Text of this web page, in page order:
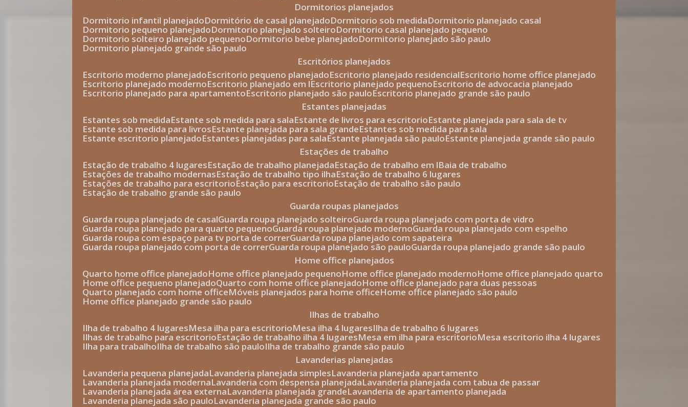
dormitorios planejados
dormitorio infantil planejado
dormitório de casal planejado dormitorio sob medida dormitorio planejado casal
dormitorio pequeno planejado dormitorio planejado solteiro dormitorio casal planejado pequeno
dormitorio solteiro planejado pequeno dormitorio bebe planejado dormitorio planejado são paulo
dormitorio planejado grande são paulo
escritórios planejados
escritorio moderno planejado escritorio pequeno planejado escritorio planejado residencial escritorio home office planejado
escritorio planejado moderno escritorio planejado em l escritorio planejado pequeno escritorio de advocacia planejado
escritorio planejado para apartamento escritorio planejado são paulo escritorio planejado grande são paulo
estantes planejadas
estantes sob medida estante sob medida para sala estante de livros para escritorio estante planejada para sala de tv
estante sob medida para livros estante planejada para sala grande estantes sob medida para sala
estante escritorio planejado estantes planejadas para sala estante planejada são paulo estante planejada grande são paulo
estações de trabalho
estação de trabalho 4 lugares estação de trabalho planejada estação de trabalho em l baia de trabalho
estações de trabalho modernas estação de trabalho tipo ilha estação de trabalho 6 lugares
estações de trabalho para escritorio estação para escritorio estação de trabalho são paulo
estação de trabalho grande são paulo
guarda roupas planejados
guarda roupa planejado de casal
guarda roupa planejado solteiro guarda roupa planejado com porta de vidro
guarda roupa planejado para quarto pequeno guarda roupa planejado moderno guarda roupa planejado com espelho
guarda roupa com espaço para tv porta de correr guarda roupa planejado com sapateira
guarda roupa planejado com porta de correr guarda roupa planejado são paulo
guarda roupa planejado grande são paulo
home office planejados
quarto home office planejado
home office planejado pequeno home office planejado moderno home office planejado quarto
home office pequeno planejado quarto com home office planejado home office planejado para duas pessoas
quarto planejado com home office móveis planejados para home office home office planejado são paulo
home office planejado grande são paulo
ilhas de trabalho
ilha de trabalho 4 lugares
mesa ilha para escritorio mesa ilha 4 lugares ilha de trabalho 6 lugares
ilhas de trabalho para escritorio estação de trabalho ilha 4 lugares mesa em ilha para escritorio mesa escritorio ilha 4 lugares
ilha para trabalho ilha de trabalho são paulo ilha de trabalho grande são paulo
lavanderias planejadas
lavanderia pequena planejada lavanderia planejada simples lavanderia planejada apartamento
lavanderia planejada moderna lavanderia com despensa planejada lavanderia planejada com tabua de passar
lavanderia planejada área externa lavanderia planejada grande lavanderia de apartamento planejada
lavanderia planejada são paulo lavanderia planejada grande são paulo